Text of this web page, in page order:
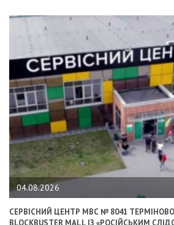
04.08.2026
СЕРВІСНИЙ ЦЕНТР МВС № 8041
BLOCKBUSTER MALL ІЗ «РОСІЙСЬКИМ